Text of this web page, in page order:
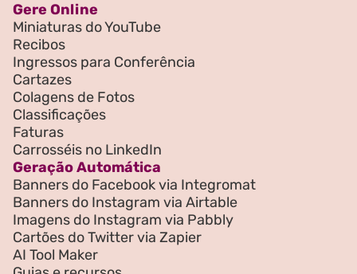
Gere Online
Miniaturas do YouTube
Recibos
Ingressos para Conferência
Cartazes
Colagens de Fotos
Classificações
Faturas
Carrosséis no LinkedIn
Geração Automática
Banners do Facebook via Integromat
Banners do Instagram via Airtable
Imagens do Instagram via Pabbly
Cartões do Twitter via Zapier
AI Tool Maker